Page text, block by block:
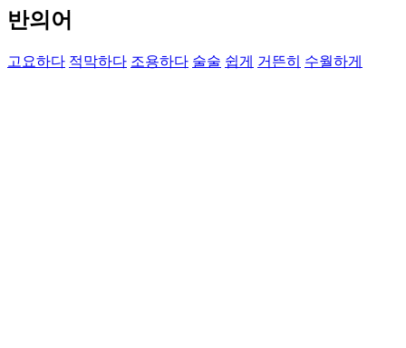
반의어
고요하다 적막하다 조용하다 술술 쉽게 거뜬히 수월하게